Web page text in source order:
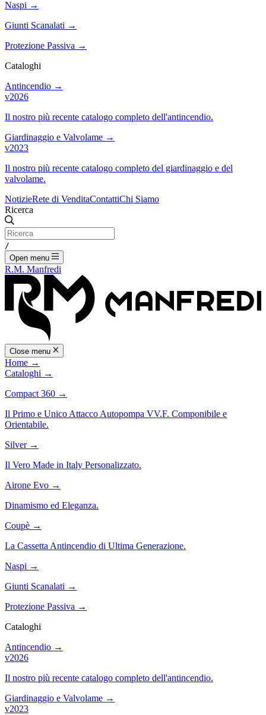
Naspi →
Giunti Scanalati →
Protezione Passiva →
Cataloghi
Antincendio →
v2026
Il nostro più recente catalogo completo dell'antincendio.
Giardinaggio e Valvolame →
v2023
Il nostro più recente catalogo completo del giardinaggio e del
valvolame.
NotizieRete di VenditaContattiChi Siamo
Ricerca
/
Open menu
R.M. Manfredi
Close menu
Home →
Cataloghi →
Compact 360 →
Il Primo e Unico Attacco Autopompa VV.F. Componibile e
Orientabile.
Silver →
Il Vero Made in Italy Personalizzato.
Airone Evo →
Dinamismo ed Eleganza.
Coupè →
La Cassetta Antincendio di Ultima Generazione.
Naspi →
Giunti Scanalati →
Protezione Passiva →
Cataloghi
Antincendio →
v2026
Il nostro più recente catalogo completo dell'antincendio.
Giardinaggio e Valvolame →
v2023